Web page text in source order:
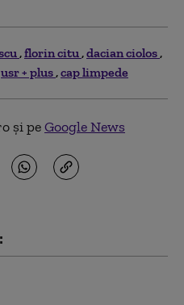
florin citu dacian ciolos
usr + plus cap limpede
și peGoogle News